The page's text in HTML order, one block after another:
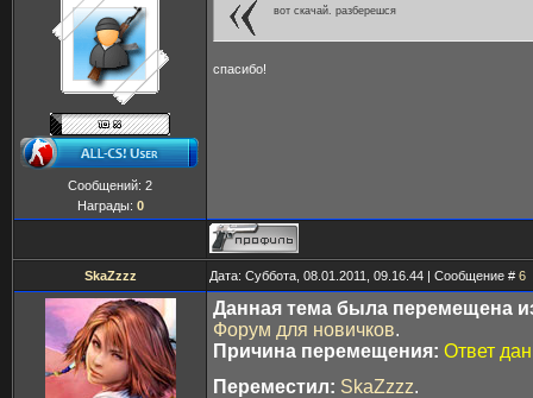
Сообщений: 2
Награды: 0
вот скачай. разберешся
спасибо!
SkaZzzz Дата: Суббота, 08.01.2011, 09.16.44 | Сообщение # 6
Данная тема была перемещена
Форум для новичков.
Причина перемещения: Ответ
Переместил: SkaZzzz.